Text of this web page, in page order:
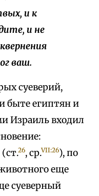
и к
и не
ваш.
суеверий,
быте египтян и
Израиль входил
26, ср.VII:26), по
еще
суеверный